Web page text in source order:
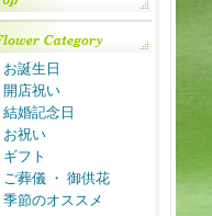
お誕生日
開店祝い
結婚記念日
お祝い
ギフト
ご葬儀 ・ 御供花
季節のオススメ